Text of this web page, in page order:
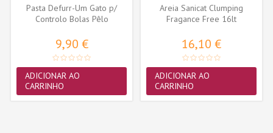
Pasta Defurr-Um Gato p/
Controlo Bolas Pêlo
9,90 €
ADICIONAR AO
CARRINHO
Areia Sanicat Clumping
Fragance Free 16lt
16,10 €
ADICIONAR AO
CARRINHO